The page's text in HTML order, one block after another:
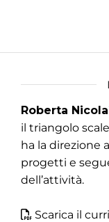
Roberta
il triangolo
ha la direzione
progetti e
dell’attività.
Scarica il